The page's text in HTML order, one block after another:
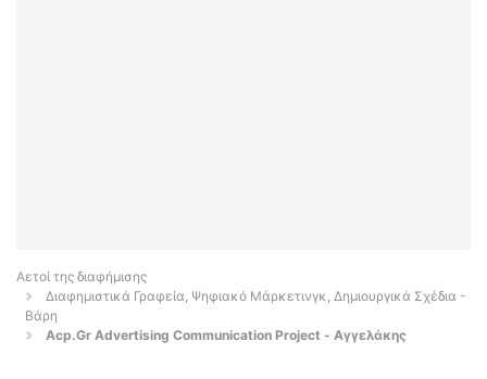
Αετοί της διαφήμισης
Διαφημιστικά Γραφεία, Ψηφιακό Μάρκετινγκ, Δημιουργικά Σχέδια -
Βάρη
Acp.Gr Advertising Communication Project - Αγγελάκης